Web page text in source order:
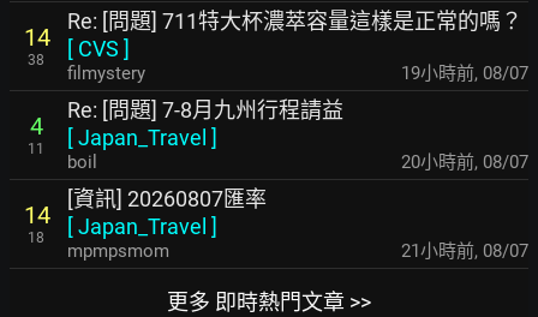
14
38
Re: [問題] 711特大杯濃萃容量這樣是正常的嗎？
[ CVS ]
filmystery 19小時前, 08/07
4
11
Re: [問題] 7-8月九州行程請益
[Japan_Travel ]
boil 20小時前, 08/07
14
18
[資訊] 20260807匯率
[Japan_Travel ]
mpmpsmom 21小時前, 08/07
更多 即時熱門文章 >>